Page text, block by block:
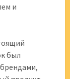
и
был